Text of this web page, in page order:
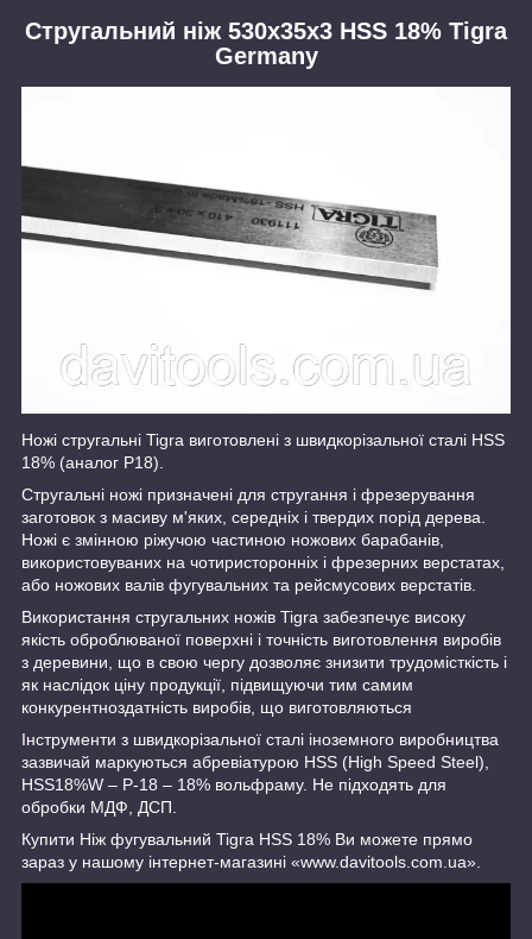
Стругальний ніж 530x35x3 HSS 18% Tigra
Germany
Ножі стругальні Tigra виготовлені з швидкорізальної сталі HSS
18% (аналог Р18).
Стругальні ножі призначені для стругання і фрезерування
заготовок з масиву м'яких, середніх і твердих порід дерева.
Ножі є змінною ріжучою частиною ножових барабанів,
використовуваних на чотиристоронніх і фрезерних верстатах,
або ножових валів фугувальних та рейсмусових верстатів.
Використання стругальних ножів Tigra забезпечує високу
якість оброблюваної поверхні і точність виготовлення виробів
з деревини, що в свою чергу дозволяє знизити трудомісткість і
як наслідок ціну продукції, підвищуючи тим самим
конкурентноздатність виробів, що виготовляються
Інструменти з швидкорізальної сталі іноземного виробництва
зазвичай маркуються абревіатурою HSS (High Speed Steel),
HSS18%W – Р-18 – 18% вольфраму. Не підходять для
обробки МДФ, ДСП.
Купити Ніж фугувальний Tigra HSS 18% Ви можете прямо
зараз у нашому інтернет-магазині «www.davitools.com.ua».